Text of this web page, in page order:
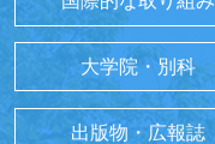
大学院・別科
出版物・広報誌